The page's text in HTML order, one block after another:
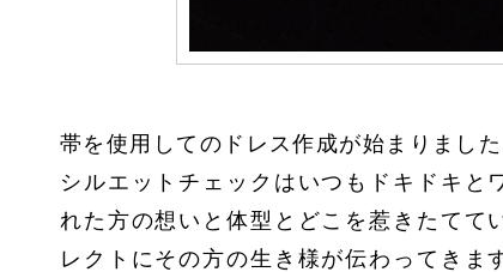
帯を使用してのドレス作成が始まりました
シルエットチェックはいつもドキドキと
れた方の想いと体型とどこを惹きたてて
レクトにその方の生き様が伝わってきま